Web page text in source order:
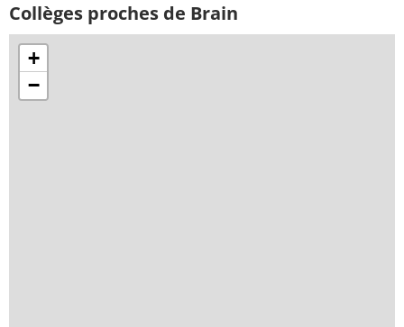
Collèges proches de Brain
+
−